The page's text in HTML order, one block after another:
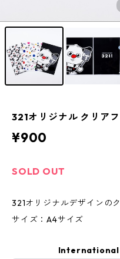
321オリジナル クリア
¥900
SOLD OUT
321オリジナルデザインの
サイズ：A4サイズ